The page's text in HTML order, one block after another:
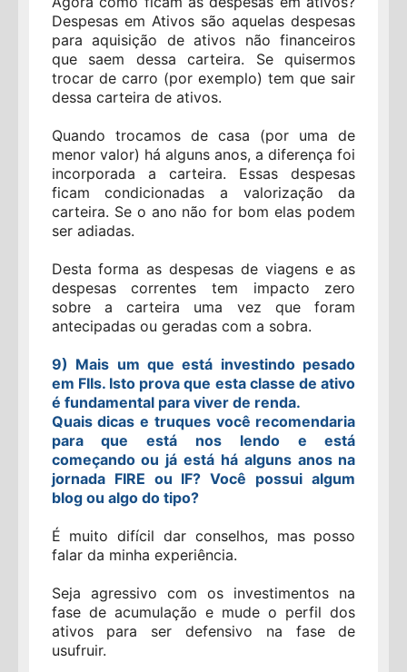
Despesas em Ativos são aquelas despesas
para aquisição de ativos não financeiros
que saem dessa carteira. Se quisermos
trocar de carro (por exemplo) tem que sair
dessa carteira de ativos.
Quando trocamos de casa (por uma de
menor valor) há alguns anos, a diferença foi
incorporada a carteira. Essas despesas
ficam condicionadas a valorização da
carteira. Se o ano não for bom elas podem
ser adiadas.
Desta forma as despesas de viagens e as
despesas correntes tem impacto zero
sobre a carteira uma vez que foram
antecipadas ou geradas com a sobra.
9) Mais um que está investindo pesado
em FIIs. Isto prova que esta classe de ativo
é fundamental para viver de renda.
Quais dicas e truques você recomendaria
para que está nos lendo e está
começando ou já está há alguns anos na
jornada FIRE ou IF? Você possui algum
blog ou algo do tipo?
É muito difícil dar conselhos, mas posso
falar da minha experiência.
Seja agressivo com os investimentos na
fase de acumulação e mude o perfil dos
ativos para ser defensivo na fase de
usufruir.